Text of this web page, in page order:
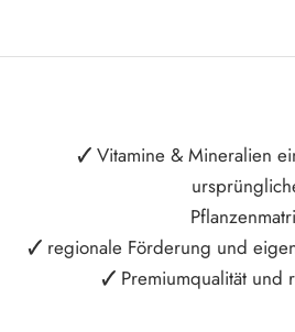
🗸 Vitamine & Mineralien
🗸 regionale Förderung und
🗸 Premiumqualität und